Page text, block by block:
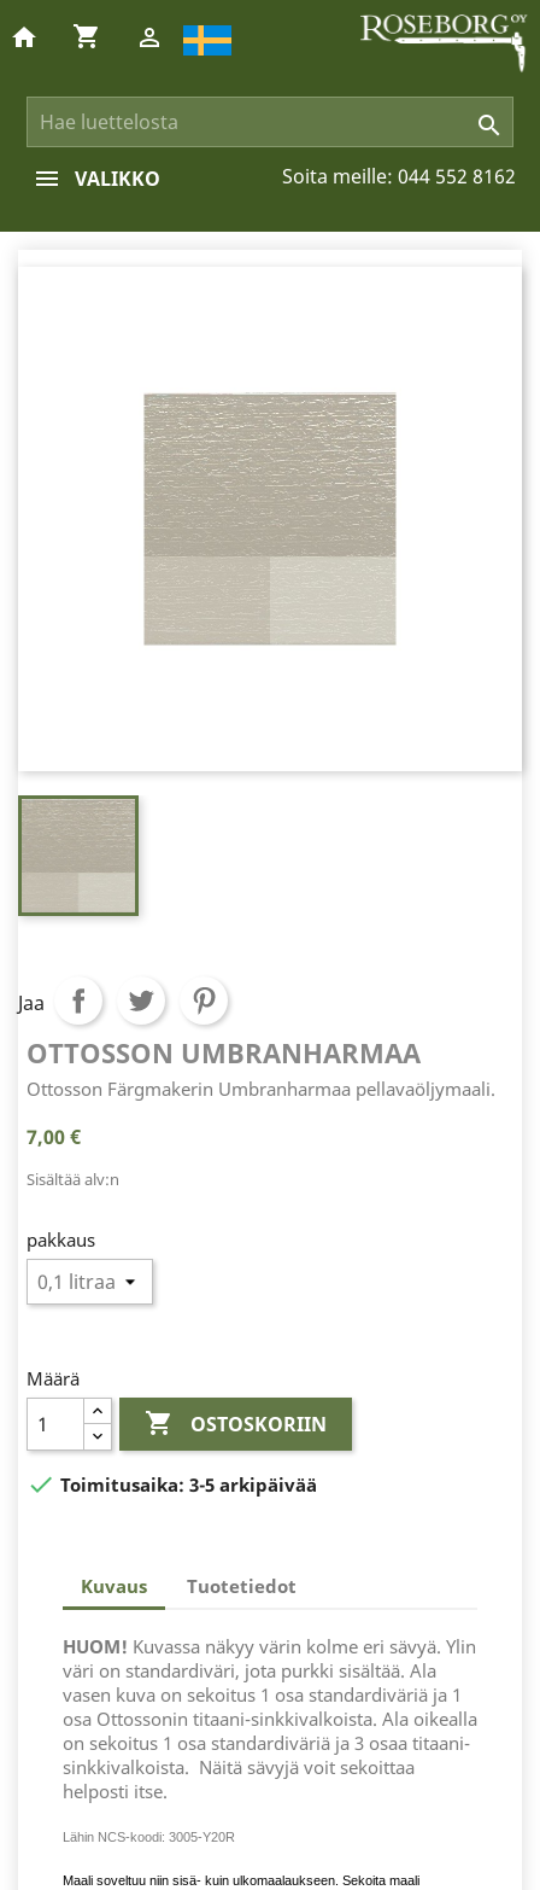

home shopping_cart 
Soita meille: 044 552 8162
VALIKKO
Jaa
OTTOSSON UMBRANHARMAA
Ottosson Färgmakerin Umbranharmaa pellavaöljymaali.
7,00 €
Sisältää alv:n
pakkaus
Määrä
 OSTOSKORIIN
 Toimitusaika: 3-5 arkipäivää
Kuvaus Tuotetiedot
HUOM! Kuvassa näkyy värin kolme eri sävyä. Ylin
väri on standardiväri, jota purkki sisältää. Ala
vasen kuva on sekoitus 1 osa standardiväriä ja 1
osa Ottossonin titaani-sinkkivalkoista. Ala oikealla
on sekoitus 1 osa standardiväriä ja 3 osaa titaani-
sinkkivalkoista. Näitä sävyjä voit sekoittaa
helposti itse.
Lähin NCS-koodi: 3005-Y20R
Maali soveltuu niin sisä- kuin ulkomaalaukseen. Sekoita maali